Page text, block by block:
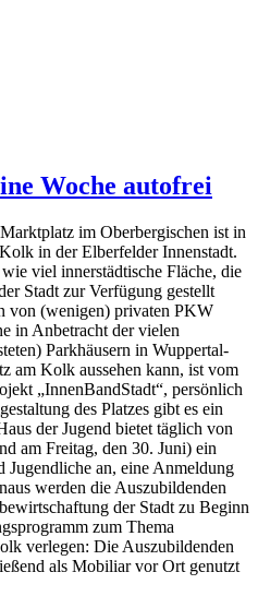
Woche autofrei
im Oberbergischen ist in
in der Elberfelder Innenstadt.
viel innerstädtische Fläche, die
Stadt zur Verfügung gestellt
von (wenigen) privaten PKW
in Anbetracht der vielen
Parkhäusern in Wuppertal-
am Kolk aussehen kann, ist vom
„InnenBandStadt“, persönlich
des Platzes gibt es ein
der Jugend bietet täglich von
am Freitag, den 30. Juni) ein
an, eine Anmeldung
werden die Auszubildenden
der Stadt zu Beginn
zum Thema
verlegen: Die Auszubildenden
als Mobiliar vor Ort genutzt